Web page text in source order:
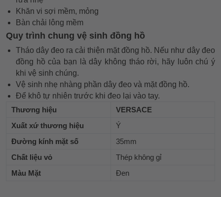
Khăn vi sợi mềm, mỏng
Bàn chải lông mềm
Quy trình chung vệ sinh đồng hồ
Tháo dây đeo ra cải thiện mặt đồng hồ. Nếu như dây đeo
đồng hồ của bạn là dây không tháo rời, hãy luôn chú ý
khi vệ sinh chúng.
Vệ sinh nhẹ nhàng phần dây đeo và mặt đồng hồ.
Để khô tự nhiên trước khi đeo lại vào tay.
Thương hiệu
VERSACE
Xuất xứ thương hiệu
Ý
Đường kính mặt số
35mm
Chất liệu vỏ
Thép không gỉ
Màu Mặt
Đen